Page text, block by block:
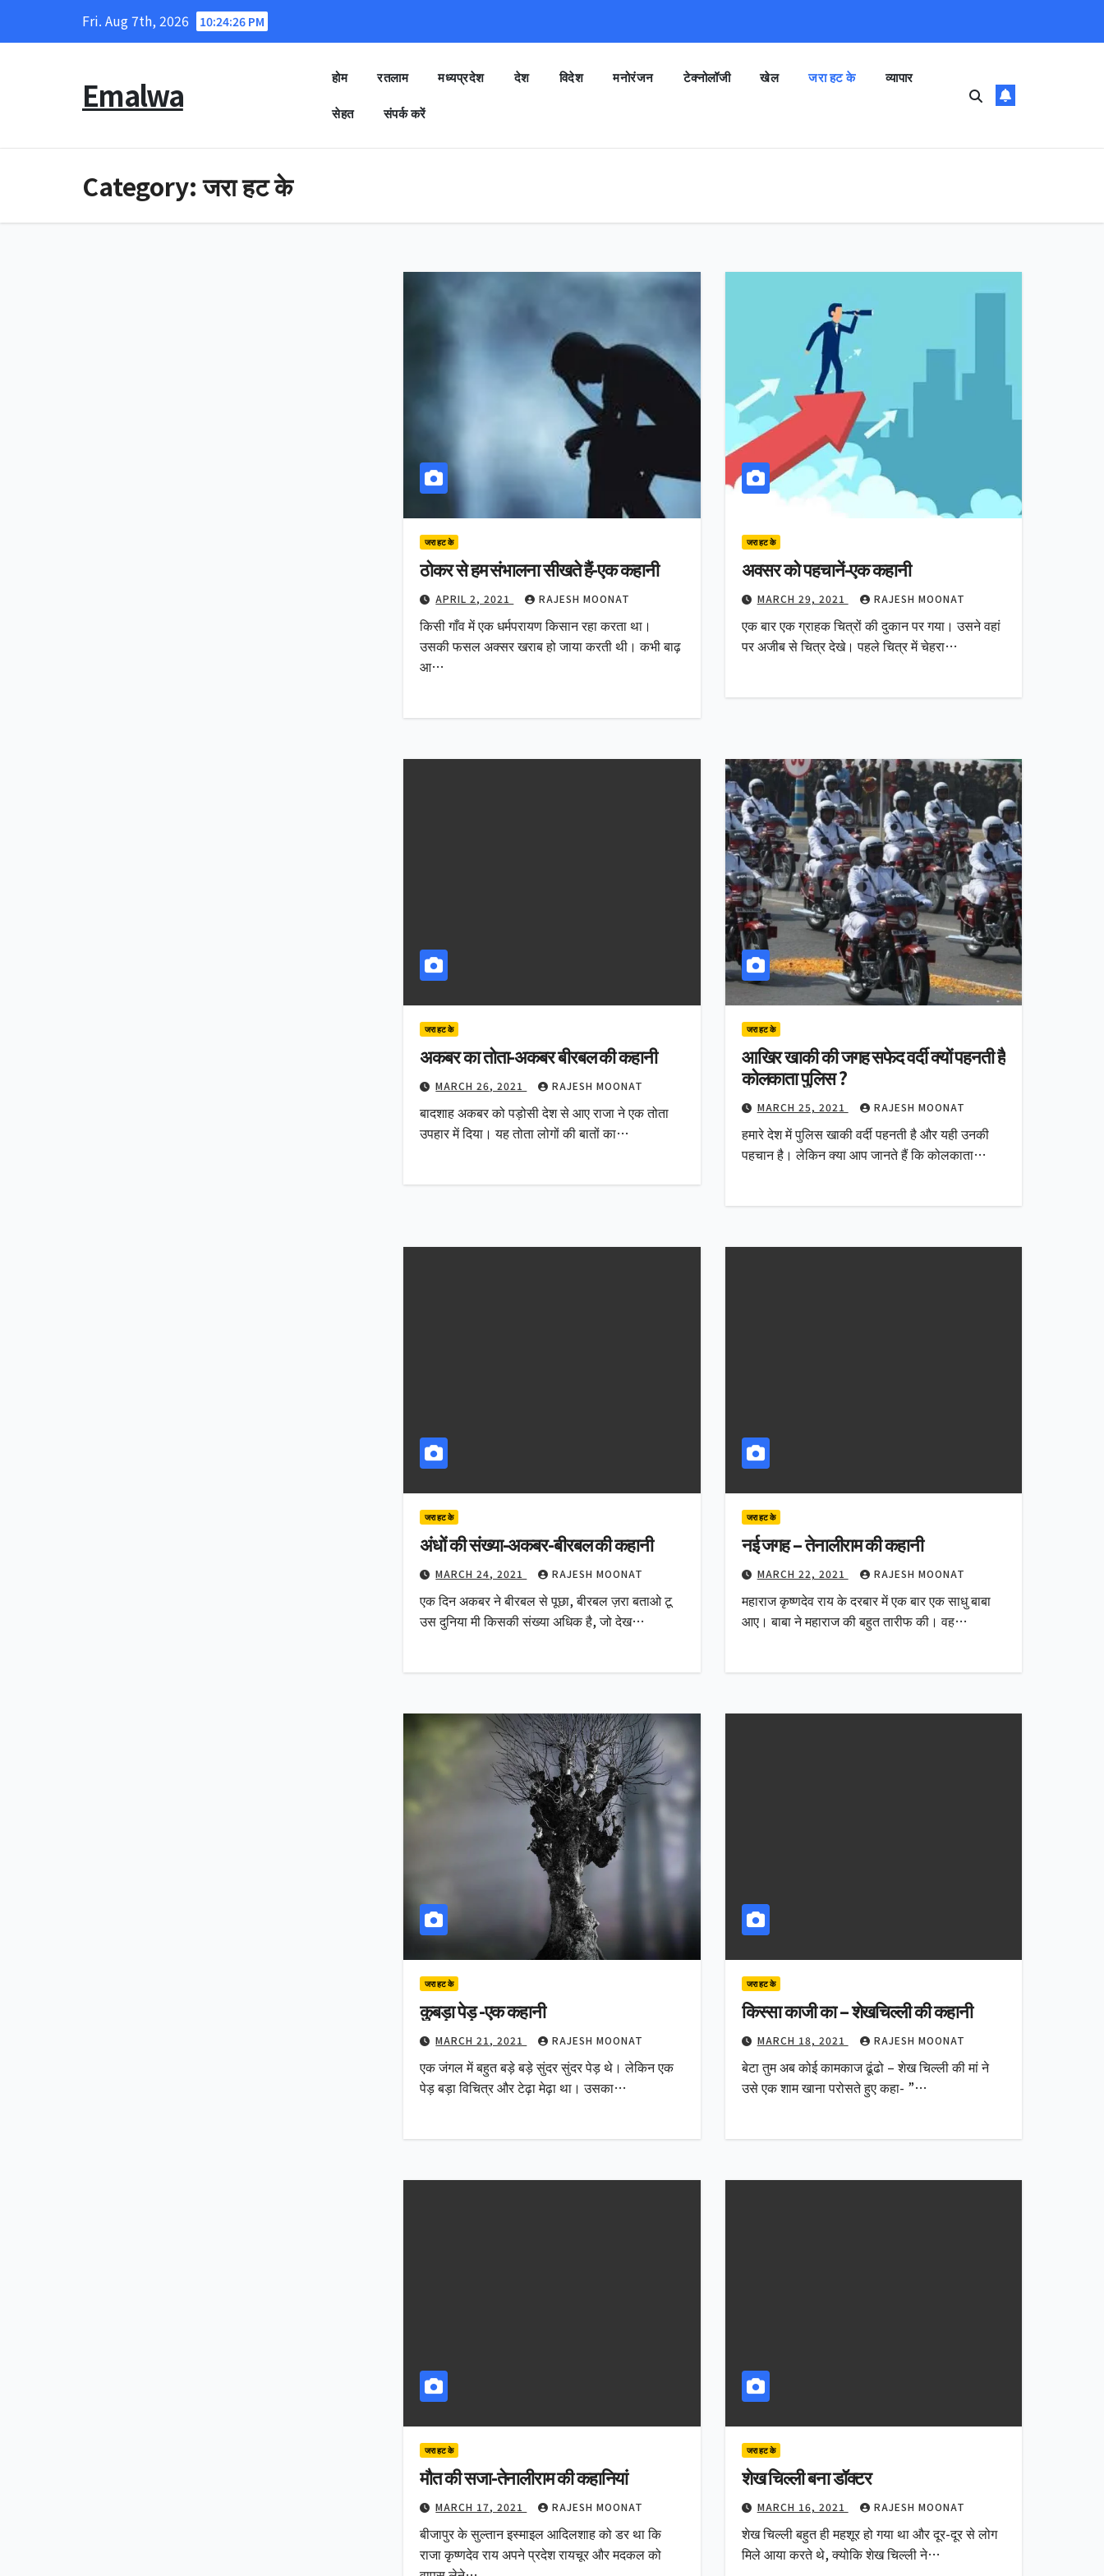
Fri. Aug 7th, 2026 10:24:27 PM
Emalwa होम रतलाम मध्यप्रदेश देश विदेश मनोरंजन टेक्नोलॉजी खेल जरा हट के व्यापार
सेहत संपर्क करें
Category:जरा हट के
जरा हट के
ठोकर से हम संभालना सीखते हैं-एक कहानी
APRIL 2, 2021 RAJESH MOONAT
किसी गाँव में एक धर्मपरायण किसान रहा करता था।
उसकी फसल अक्सर खराब हो जाया करती थी। कभी बाढ़
आ…
जरा हट के
अवसर को पहचानें-एक कहानी
MARCH 29, 2021 RAJESH MOONAT
एक बार एक ग्राहक चित्रों की दुकान पर गया। उसने वहां
पर अजीब से चित्र देखे। पहले चित्र में चेहरा…
जरा हट के
अकबर का तोता-अकबर बीरबल की कहानी
MARCH 26, 2021 RAJESH MOONAT
बादशाह अकबर को पड़ोसी देश से आए राजा ने एक तोता
उपहार में दिया। यह तोता लोगों की बातों का…
जरा हट के
आखिर खाकी की जगह सफेद वर्दी क्यों पहनती है
कोलकाता पुलिस ?
MARCH 25, 2021 RAJESH MOONAT
हमारे देश में पुलिस खाकी वर्दी पहनती है और यही उनकी
पहचान है। लेकिन क्या आप जानते हैं कि कोलकाता…
जरा हट के
अंधों की संख्या-अकबर-बीरबल की कहानी
MARCH 24, 2021 RAJESH MOONAT
एक दिन अकबर ने बीरबल से पूछा, बीरबल ज़रा बताओ टू
उस दुनिया मी किसकी संख्या अधिक है, जो देख…
जरा हट के
नई जगह – तेनालीराम की कहानी
MARCH 22, 2021 RAJESH MOONAT
महाराज कृष्णदेव राय के दरबार में एक बार एक साधु बाबा
आए। बाबा ने महाराज की बहुत तारीफ की। वह…
जरा हट के
कुबड़ा पेड़ -एक कहानी
MARCH 21, 2021 RAJESH MOONAT
एक जंगल में बहुत बड़े बड़े सुंदर सुंदर पेड़ थे। लेकिन एक
पेड़ बड़ा विचित्र और टेढ़ा मेढ़ा था। उसका…
जरा हट के
किस्सा काजी का – शेखचिल्ली की कहानी
MARCH 18, 2021 RAJESH MOONAT
बेटा तुम अब कोई कामकाज ढूंढो – शेख चिल्ली की मां ने
उसे एक शाम खाना परोसते हुए कहा- ”…
जरा हट के
मौत की सजा-तेनालीराम की कहानियां
MARCH 17, 2021 RAJESH MOONAT
बीजापुर के सुल्तान इस्माइल आदिलशाह को डर था कि
राजा कृष्णदेव राय अपने प्रदेश रायचूर और मदकल को
जरा हट के
शेख चिल्ली बना डॉक्टर
MARCH 16, 2021 RAJESH MOONAT
शेख चिल्ली बहुत ही महशूर हो गया था और दूर-दूर से लोग
मिले आया करते थे, क्योकि शेख चिल्ली ने…